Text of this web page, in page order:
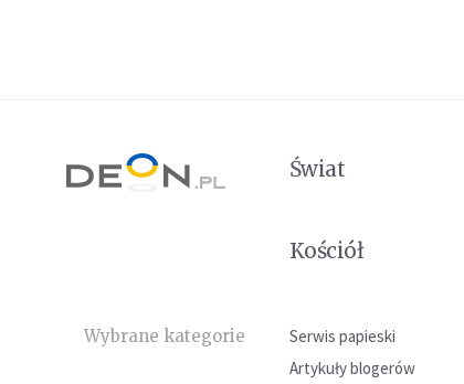
Świat
Kościół
Wybrane kategorie Serwis papieski
Artykuły blogerów